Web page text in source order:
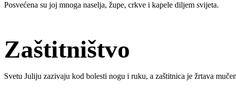
Posvećena su joj mnoga naselja, župe, crkve i kapele diljem svijeta.
Zaštitništvo
Svetu Juliju zazivaju kod bolesti nogu i ruku, a zaštitnica je žrtava